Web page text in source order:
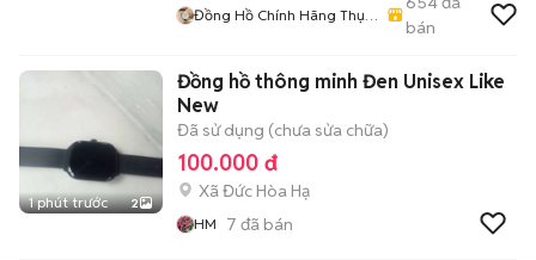
Đồng Hồ Chính Hãng Thụy
bán
1 phút trước 2
Đồng hồ thông minh Đen Unisex Like
New
Đã sử dụng (chưa sửa chữa)
100.000 đ
Xã Đức Hòa Hạ
HM 7 đã bán